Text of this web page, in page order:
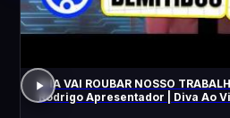
A IA VAI ROUBAR NOSSO
Rodrigo Apresentador | Diva Ao